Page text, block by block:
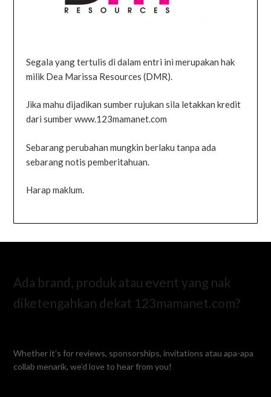
Segala yang tertulis di dalam entri ini merupakan hak
milik Dea Marissa Resources (DMR).
Jika mahu dijadikan sumber rujukan sila letakkan kredit
dari sumber www.123mamanet.com
Sebarang perubahan mungkin berlaku tanpa ada
sebarang notis pemberitahuan.
Harap maklum.
Ada brand, produk atau event yang nak
diketengahkan dekat 123mamanet.com?
Whether it’s for reviews, sponsorships, invitations atau apa-apa
collab menarik, we’d love to hear from you!